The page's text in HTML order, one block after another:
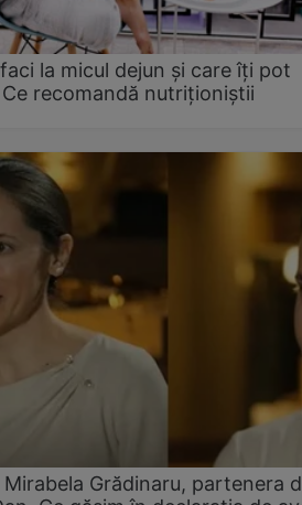
la micul dejun și care îți pot
recomandă nutriționiștii
Grădinaru, partenera